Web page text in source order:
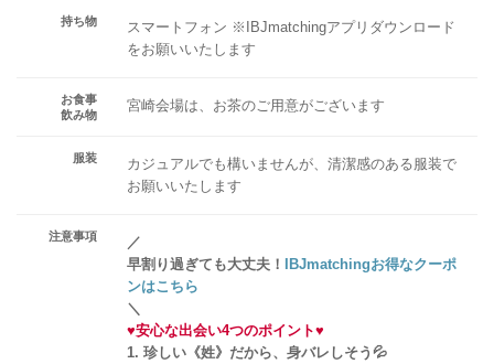
持ち物
スマートフォン ※IBJmatchingアプリダウンロード
をお願いいたします
お食事
飲み物
宮崎会場は、お茶のご用意がございます
服装
カジュアルでも構いませんが、清潔感のある服装で
お願いいたします
注意事項
／
早割り過ぎても大丈夫！ IBJmatchingお得なクーポ
ンはこちら
＼
♥安心な出会い4つのポイント♥
1. 珍しい《姓》だから、身バレしそう💦